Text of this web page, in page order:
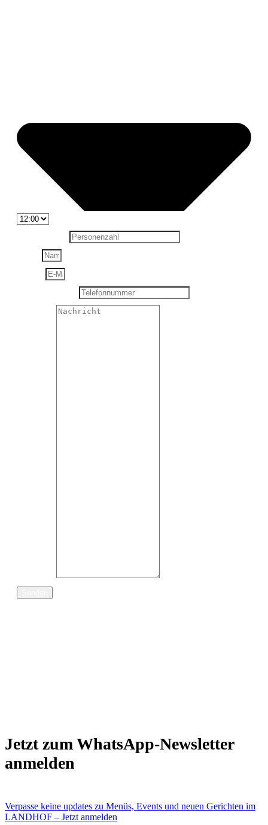
Jetzt zum WhatsApp-Newsletter
anmelden
Verpasse keine updates zu Menüs, Events und neuen Gerichten im
LANDHOF – Jetzt anmelden